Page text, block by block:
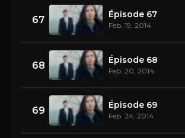
67 Épisode 67
Feb. 19, 2014
68 Épisode 68
Feb. 20, 2014
69 Épisode 69
Feb. 24, 2014